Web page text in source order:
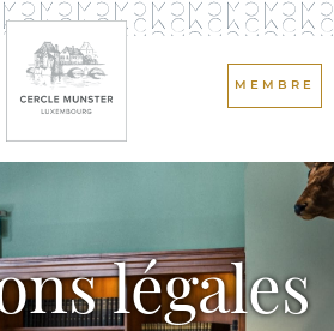
MEMBRE
légales